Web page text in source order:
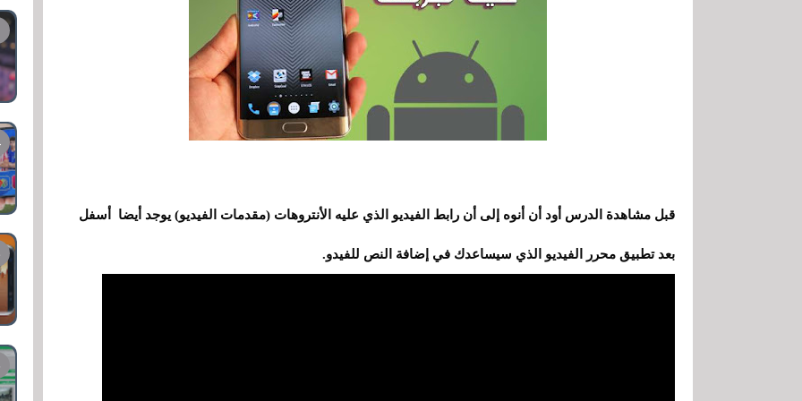
قبل مشاهدة الدرس أود أن أنوه إلى أن رابط الفيديو الذي عليه الأنتروهات (مقدمات الفيديو) يوجد أيضا أسفل
بعد تطبيق محرر الفيديو الذي سيساعدك في إضافة النص للفيدو.